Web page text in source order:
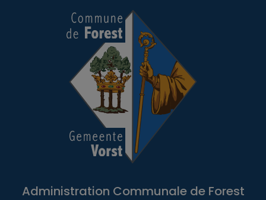
Administration Communale de Forest